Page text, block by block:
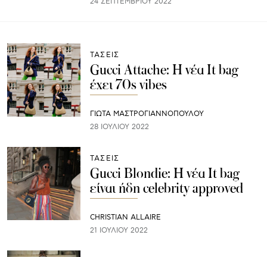
ΤΑΣΕΙΣ
Gucci Attache: Η νέα It bag
έχει 70s vibes
ΓΙΩΤΑ ΜΑΣΤΡΟΓΙΑΝΝΟΠΟΥΛΟΥ
28 ΙΟΥΛΊΟΥ 2022
ΤΑΣΕΙΣ
Gucci Blondie: Η νέα It bag
είναι ήδη celebrity approved
CHRISTIAN ALLAIRE
21 ΙΟΥΛΊΟΥ 2022